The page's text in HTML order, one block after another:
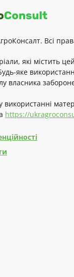
Всі
які містить
яке
власника
https://